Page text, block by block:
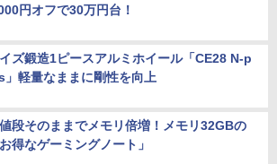
円オフで30万円台！
ズ鍛造1ピースアルミホイール「CE28 N-p
」軽量なままに剛性を向上
段そのままでメモリ倍増！メモリ32GBの
お得なゲーミングノート」